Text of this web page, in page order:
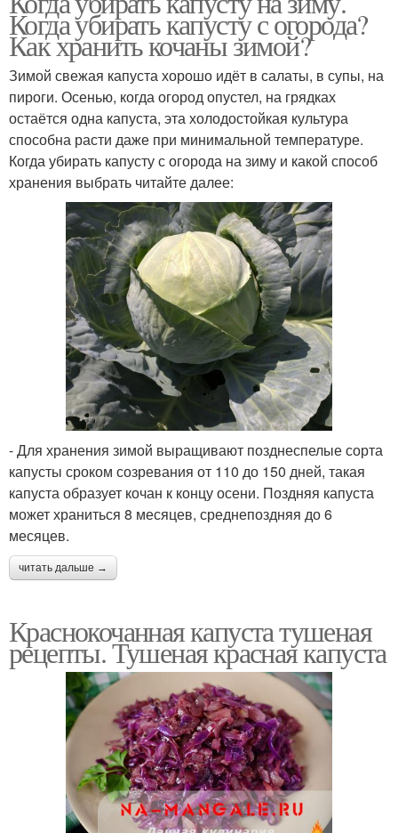
Когда убирать капусту с огорода?
Как хранить кочаны зимой?
Зимой свежая капуста хорошо идёт в салаты, в супы, на
пироги. Осенью, когда огород опустел, на грядках
остаётся одна капуста, эта холодостойкая культура
способна расти даже при минимальной температуре.
Когда убирать капусту с огорода на зиму и какой способ
хранения выбрать читайте далее:
- Для хранения зимой выращивают позднеспелые сорта
капусты сроком созревания от 110 до 150 дней, такая
капуста образует кочан к концу осени. Поздняя капуста
может храниться 8 месяцев, среднепоздняя до 6
месяцев.
читать дальше →
Краснокочанная капуста тушеная
рецепты. Тушеная красная капуста